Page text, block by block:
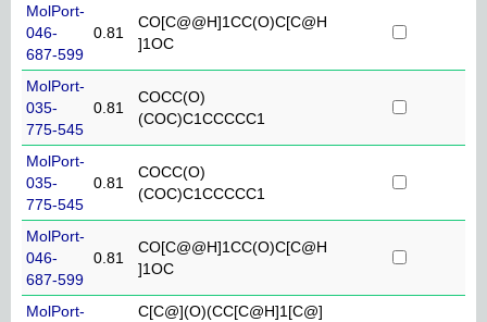
MolPort-
046-
687-599
0.81
CO[C@@H]1CC(O)C[C@H
]1OC
MolPort-
035-
775-545
0.81
COCC(O)
(COC)C1CCCCC1
MolPort-
035-
775-545
0.81
COCC(O)
(COC)C1CCCCC1
MolPort-
046-
687-599
0.81
CO[C@@H]1CC(O)C[C@H
]1OC
MolPort-
C[C@](O)(CC[C@H]1[C@]